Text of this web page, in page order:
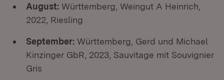
August: Württemberg, Weingut A Heinrich,
2022, Riesling
September: Württemberg, Gerd und Michael
Kinzinger GbR, 2023, Sauvitage mit Souvignier
Gris